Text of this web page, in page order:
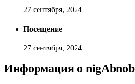
27 сентября, 2024
Посещение
27 сентября, 2024
Информация о nigAbnob